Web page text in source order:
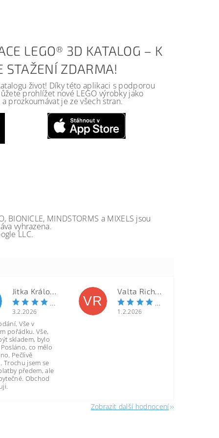
LEGO® 3D KATALOG – K
STAŽENÍ ZDARMA!
život! Díky této aplikaci s podporou
prohlížet nové LEGO výrobky jako
prozkoumávat je ze všech stran.
BIONICLE, MINDSTORMS a MIXELS jsou
vyhrazena.
LLC.
Jitka Královcová
3.2.2026
Vše v
pořádku. Vše,
skladem, bylo
co mělo
Pečlivě
Trochu jsem se
předem, ale
Obchod
VR
Valta Richard
1.2.2026
Zobrazit další hodnocení